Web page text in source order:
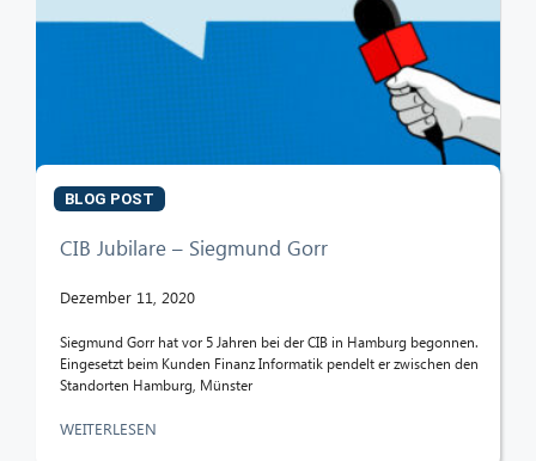
BLOG POST
CIB Jubilare – Siegmund Gorr
Dezember 11, 2020
Siegmund Gorr hat vor 5 Jahren bei der CIB in Hamburg begonnen.
Eingesetzt beim Kunden Finanz Informatik pendelt er zwischen den
Standorten Hamburg, Münster
WEITERLESEN